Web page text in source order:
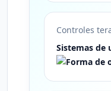
Controles
Sistemas de